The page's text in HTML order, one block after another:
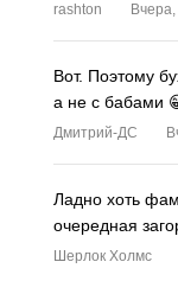
rashton
Вот. Поэтому
а не с бабами
Дмитрий-ДС
Ладно хоть
очередная
Шерлок Холмс